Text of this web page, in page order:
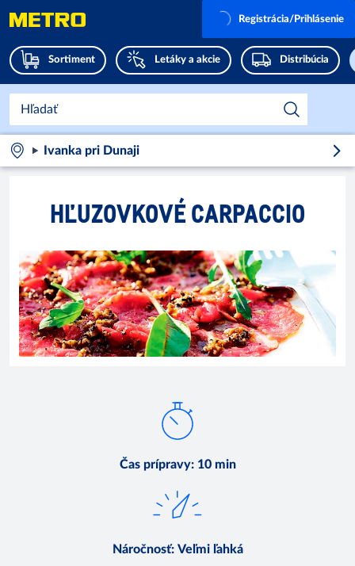
Sortiment Letáky a akcie Distribúcia
Registrácia/Prihlásenie
Ivanka pri Dunaji
HĽUZOVKOVÉ CARPACCIO
Čas prípravy: 10 min
Náročnosť: Veľmi ľahká